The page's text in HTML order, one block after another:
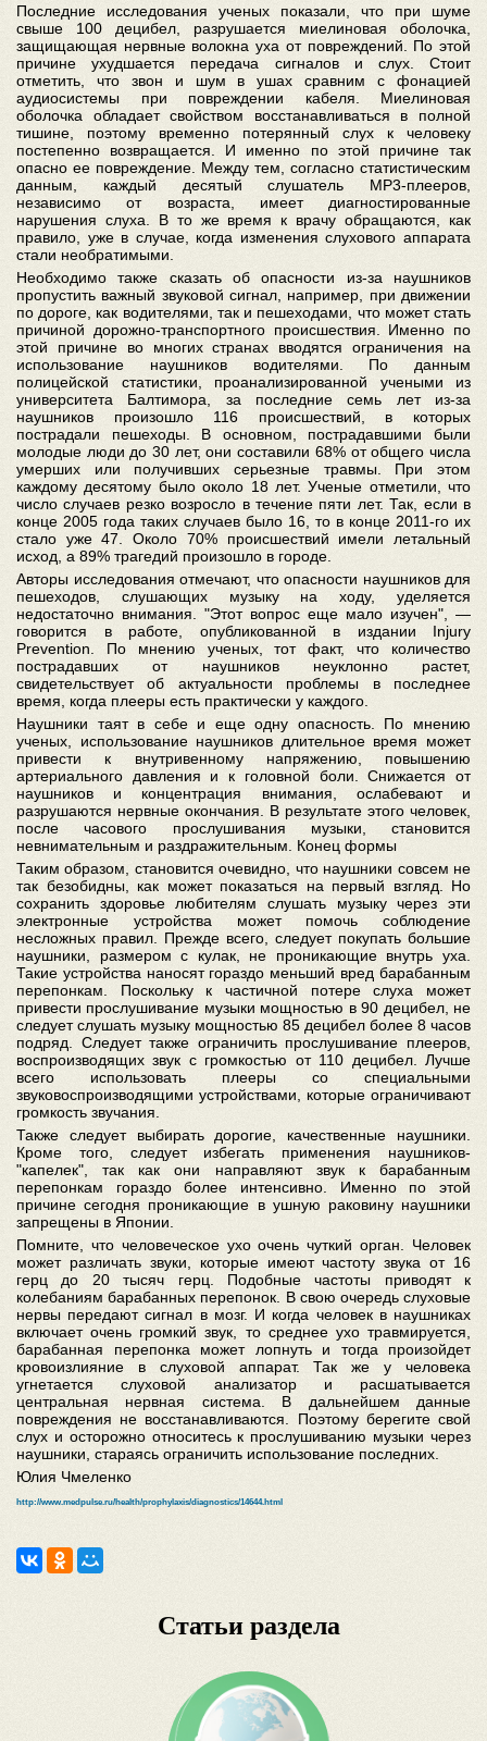
Последние исследования ученых показали, что при шуме
свыше 100 децибел, разрушается миелиновая оболочка,
защищающая нервные волокна уха от повреждений. По этой
причине ухудшается передача сигналов и слух. Стоит
отметить, что звон и шум в ушах сравним с фонацией
аудиосистемы при повреждении кабеля. Миелиновая
оболочка обладает свойством восстанавливаться в полной
тишине, поэтому временно потерянный слух к человеку
постепенно возвращается. И именно по этой причине так
опасно ее повреждение. Между тем, согласно статистическим
данным, каждый десятый слушатель МР3-плееров,
независимо от возраста, имеет диагностированные
нарушения слуха. В то же время к врачу обращаются, как
правило, уже в случае, когда изменения слухового аппарата
стали необратимыми.
Необходимо также сказать об опасности из-за наушников
пропустить важный звуковой сигнал, например, при движении
по дороге, как водителями, так и пешеходами, что может стать
причиной дорожно-транспортного происшествия. Именно по
этой причине во многих странах вводятся ограничения на
использование наушников водителями. По данным
полицейской статистики, проанализированной учеными из
университета Балтимора, за последние семь лет из-за
наушников произошло 116 происшествий, в которых
пострадали пешеходы. В основном, пострадавшими были
молодые люди до 30 лет, они составили 68% от общего числа
умерших или получивших серьезные травмы. При этом
каждому десятому было около 18 лет. Ученые отметили, что
число случаев резко возросло в течение пяти лет. Так, если в
конце 2005 года таких случаев было 16, то в конце 2011-го их
стало уже 47. Около 70% происшествий имели летальный
исход, а 89% трагедий произошло в городе.
Авторы исследования отмечают, что опасности наушников для
пешеходов, слушающих музыку на ходу, уделяется
недостаточно внимания. "Этот вопрос еще мало изучен", —
говорится в работе, опубликованной в издании Injury
Prevention. По мнению ученых, тот факт, что количество
пострадавших от наушников неуклонно растет,
свидетельствует об актуальности проблемы в последнее
время, когда плееры есть практически у каждого.
Наушники таят в себе и еще одну опасность. По мнению
ученых, использование наушников длительное время может
привести к внутривенному напряжению, повышению
артериального давления и к головной боли. Снижается от
наушников и концентрация внимания, ослабевают и
разрушаются нервные окончания. В результате этого человек,
после часового прослушивания музыки, становится
невнимательным и раздражительным. Конец формы
Таким образом, становится очевидно, что наушники совсем не
так безобидны, как может показаться на первый взгляд. Но
сохранить здоровье любителям слушать музыку через эти
электронные устройства может помочь соблюдение
несложных правил. Прежде всего, следует покупать большие
наушники, размером с кулак, не проникающие внутрь уха.
Такие устройства наносят гораздо меньший вред барабанным
перепонкам. Поскольку к частичной потере слуха может
привести прослушивание музыки мощностью в 90 децибел, не
следует слушать музыку мощностью 85 децибел более 8 часов
подряд. Следует также ограничить прослушивание плееров,
воспроизводящих звук с громкостью от 110 децибел. Лучше
всего использовать плееры со специальными
звуковоспроизводящими устройствами, которые ограничивают
громкость звучания.
Также следует выбирать дорогие, качественные наушники.
Кроме того, следует избегать применения наушников-
"капелек", так как они направляют звук к барабанным
перепонкам гораздо более интенсивно. Именно по этой
причине сегодня проникающие в ушную раковину наушники
запрещены в Японии.
Помните, что человеческое ухо очень чуткий орган. Человек
может различать звуки, которые имеют частоту звука от 16
герц до 20 тысяч герц. Подобные частоты приводят к
колебаниям барабанных перепонок. В свою очередь слуховые
нервы передают сигнал в мозг. И когда человек в наушниках
включает очень громкий звук, то среднее ухо травмируется,
барабанная перепонка может лопнуть и тогда произойдет
кровоизлияние в слуховой аппарат. Так же у человека
угнетается слуховой анализатор и расшатывается
центральная нервная система. В дальнейшем данные
повреждения не восстанавливаются. Поэтому берегите свой
слух и осторожно относитесь к прослушиванию музыки через
наушники, стараясь ограничить использование последних.
Юлия Чмеленко
http://www.medpulse.ru/health/prophylaxis/diagnostics/14644.html
Статьи раздела